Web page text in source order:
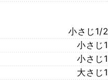
小さじ1/2
小さじ1
小さじ1
大さじ1